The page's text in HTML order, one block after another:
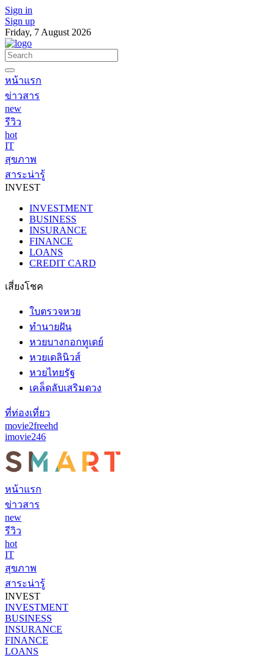
Sign in
Sign up
Friday, 7 August 2026
หน้าแรก
ข่าวสาร
new
รีวิว
hot
IT
สุขภาพ
สาระน่ารู้
INVEST
INVESTMENT
BUSINESS
INSURANCE
FINANCE
LOANS
CREDIT CARD
เสี่ยงโชค
ใบตรวจหวย
ทำนายฝัน
หวยบางกอกทูเดย์
หวยเดลินิวส์
หวยไทยรัฐ
เคล็ดลับเสริมดวง
ที่ท่องเที่ยว
movie2freehd
imovie246
หน้าแรก
ข่าวสาร
new
รีวิว
hot
IT
สุขภาพ
สาระน่ารู้
INVEST
INVESTMENT
BUSINESS
INSURANCE
FINANCE
LOANS